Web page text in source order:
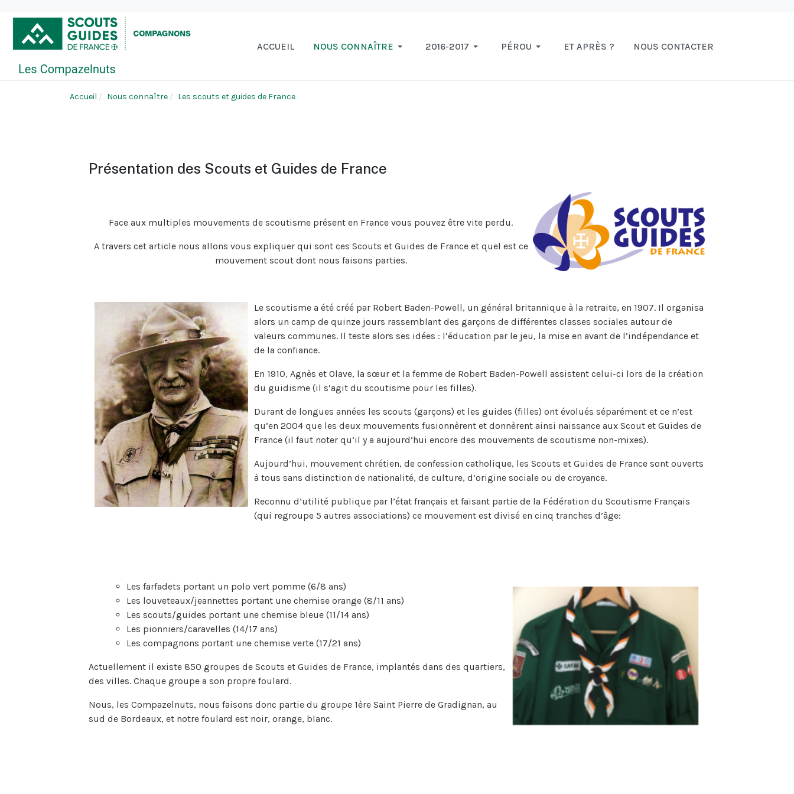
ACCUEIL NOUS CONNAÎTRE 2016-2017 PÉROU ET APRÈS ? NOUS CONTACTER
Accueil Nous connaître Les scouts et guides de France
Présentation des Scouts et Guides de France
Face aux multiples mouvements de scoutisme présent en France vous pouvez être vite perdu.
A travers cet article nous allons vous expliquer qui sont ces Scouts et Guides de France et quel est ce
mouvement scout dont nous faisons parties.
Le scoutisme a été créé par Robert Baden-Powell, un général britannique à la retraite, en 1907. Il organisa
alors un camp de quinze jours rassemblant des garçons de différentes classes sociales autour de
valeurs communes. Il teste alors ses idées : l’éducation par le jeu, la mise en avant de l’indépendance et
de la confiance.
En 1910, Agnès et Olave, la sœur et la femme de Robert Baden-Powell assistent celui-ci lors de la création
du guidisme (il s’agit du scoutisme pour les filles).
Durant de longues années les scouts (garçons) et les guides (filles) ont évolués séparément et ce n’est
qu’en 2004 que les deux mouvements fusionnèrent et donnèrent ainsi naissance aux Scout et Guides de
France (il faut noter qu’il y a aujourd’hui encore des mouvements de scoutisme non-mixes).
Aujourd’hui, mouvement chrétien, de confession catholique, les Scouts et Guides de France sont ouverts
à tous sans distinction de nationalité, de culture, d’origine sociale ou de croyance.
Reconnu d’utilité publique par l’état français et faisant partie de la Fédération du Scoutisme Français
(qui regroupe 5 autres associations) ce mouvement est divisé en cinq tranches d’âge:
Les farfadets portant un polo vert pomme (6/8 ans)
Les louveteaux/jeannettes portant une chemise orange (8/11 ans)
Les scouts/guides portant une chemise bleue (11/14 ans)
Les pionniers/caravelles (14/17 ans)
Les compagnons portant une chemise verte (17/21 ans)
Actuellement il existe 850 groupes de Scouts et Guides de France, implantés dans des quartiers,
des villes. Chaque groupe a son propre foulard.
Nous, les Compazelnuts, nous faisons donc partie du groupe 1ère Saint Pierre de Gradignan, au
sud de Bordeaux, et notre foulard est noir, orange, blanc.